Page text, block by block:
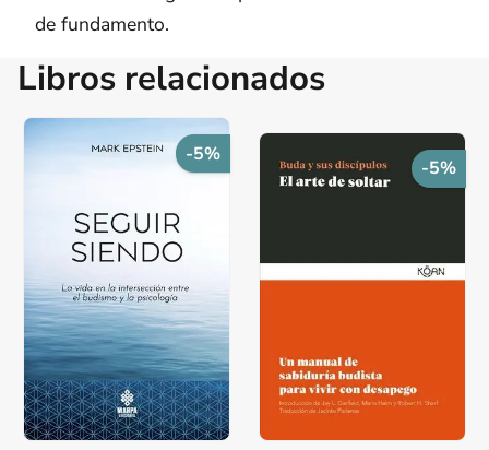
de fundamento.
Libros relacionados
-5%
-5%